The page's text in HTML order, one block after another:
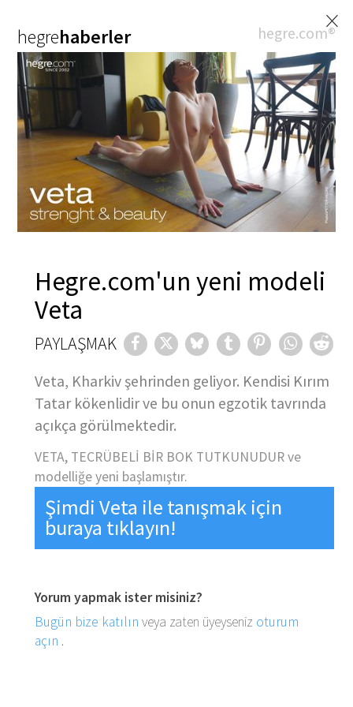
×
hegrehaberler hegre.com®
Hegre.com'un yeni modeli
Veta
PAYLAŞMAK
Veta, Kharkiv şehrinden geliyor. Kendisi Kırım
Tatar kökenlidir ve bu onun egzotik tavrında
açıkça görülmektedir.
VETA, TECRÜBELİ BİR BOK TUTKUNUDUR ve
modelliğe yeni başlamıştır.
Şimdi Veta ile tanışmak için
buraya tıklayın!
Yorum yapmak ister misiniz?
Bugün bize katılın veya zaten üyeyseniz oturum
açın .